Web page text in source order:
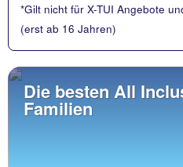
*Gilt nicht für X-TUI Angebote
(erst ab 16 Jahren)
Die besten All
Familien